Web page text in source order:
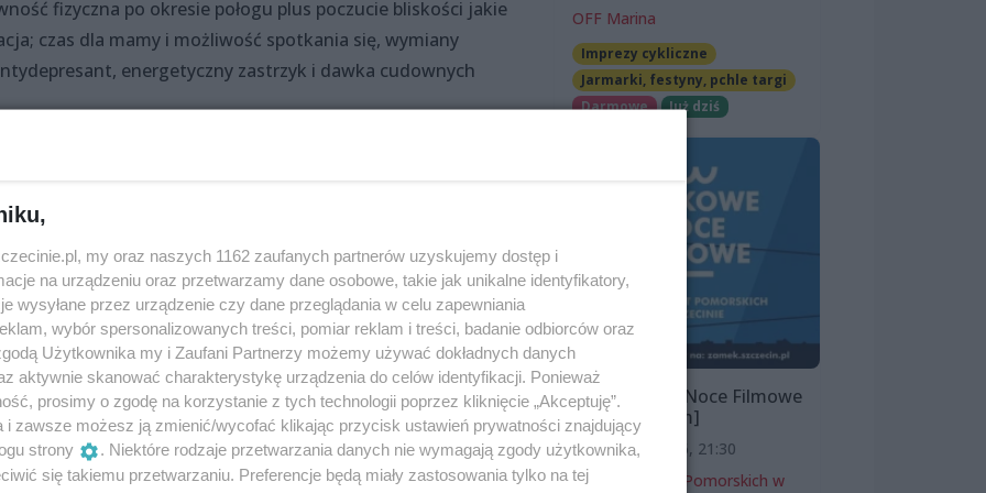
fizyczna po okresie połogu plus poczucie bliskości jakie
czas dla mamy i możliwość spotkania się, wymiany
energetyczny zastrzyk i dawka cudownych
znać – coś przywieziemy)
poza domem dla dziecka)”
która poprowadzi tańce w chustach i nosidłach wraz z
która czuwać będzie nad poprawnością Waszych wiązań.
OFF Marina
Imprezy cykliczne
Jarmarki, festyny, pchle targi
Darmowe
Już dziś
Zamkowe Noce Filmowe
2026 [program]
11 sierpnia 2026, 21:30
Zamek Książąt Pomorskich w
my oraz naszych 1162 zaufanych partnerów uzyskujemy dostęp i
na urządzeniu oraz przetwarzamy dane osobowe, takie jak unikalne identyfikatory,
wysyłane przez urządzenie czy dane przeglądania w celu zapewniania
wybór spersonalizowanych treści, pomiar reklam i treści, badanie odbiorców oraz
Użytkownika my i Zaufani Partnerzy możemy używać dokładnych danych
aktywnie skanować charakterystykę urządzenia do celów identyfikacji. Ponieważ
prosimy o zgodę na korzystanie z tych technologii poprzez kliknięcie „Akceptuję”.
i zawsze możesz ją zmienić/wycofać klikając przycisk ustawień prywatności znajdujący
strony
. Niektóre rodzaje przetwarzania danych nie wymagają zgody użytkownika,
się takiemu przetwarzaniu. Preferencje będą miały zastosowania tylko na tej